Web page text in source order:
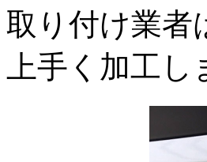
取り付け業者
上手く加工し